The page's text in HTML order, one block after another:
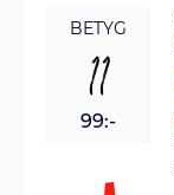
BETYG
11
99:-